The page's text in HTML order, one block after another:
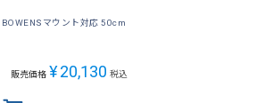
BOWENSマウント対応 50cm
販売価格 ¥20,130 税込